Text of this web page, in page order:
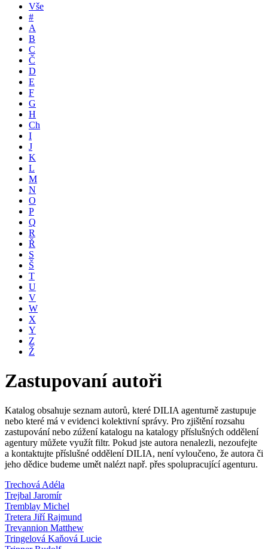
Vše
#
A
B
C
Č
D
E
F
G
H
Ch
I
J
K
L
M
N
O
P
Q
R
Ř
S
Š
T
U
V
W
X
Y
Z
Ž
Zastupovaní autoři
Katalog obsahuje seznam autorů, které DILIA agenturně zastupuje
nebo které má v evidenci kolektivní správy. Pro zjištění rozsahu
zastupování nebo zúžení katalogu na katalogy příslušných oddělení
agentury můžete využít filtr. Pokud jste autora nenalezli, nezoufejte
a kontaktujte příslušné oddělení DILIA, není vyloučeno, že autora či
jeho dědice budeme umět nalézt např. přes spolupracující agenturu.
Trechová Adéla
Trejbal Jaromír
Tremblay Michel
Tretera Jiří Rajmund
Trevannion Matthew
Tringelová Kaňová Lucie